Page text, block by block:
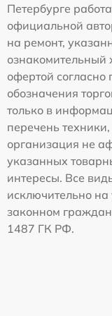
Петербурге
официальной
на ремонт,
ознакомительный
офертой
обозначения
только в
перечень
организация не
указанных
интересы. Все
исключительно на
законном
1487 ГК РФ.